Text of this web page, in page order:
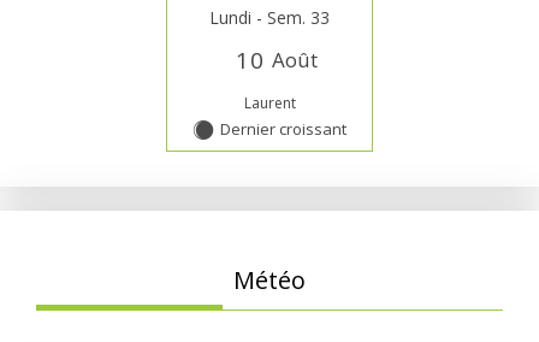
Lundi - Sem. 33
1 0 Août
Laurent
Y Dernier croissant
Météo